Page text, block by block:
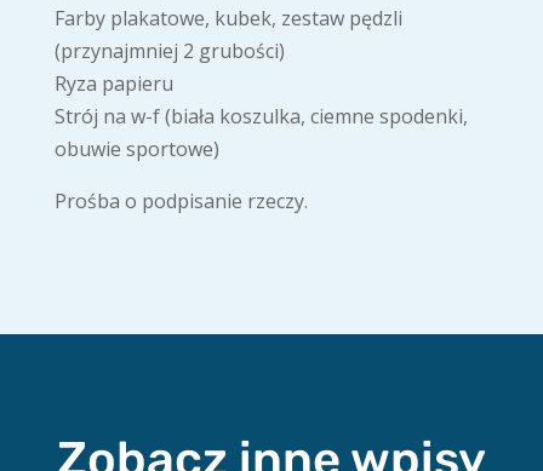
Farby plakatowe, kubek, zestaw pędzli
(przynajmniej 2 grubości)
Ryza papieru
Strój na w-f (biała koszulka, ciemne spodenki,
obuwie sportowe)
Prośba o podpisanie rzeczy.
Zobacz inne wpisy